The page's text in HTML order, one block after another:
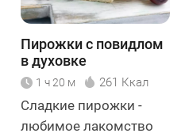
Пирожки с повидлом
в духовке
1 ч 20 м 261 Ккал
Сладкие пирожки -
любимое лакомство